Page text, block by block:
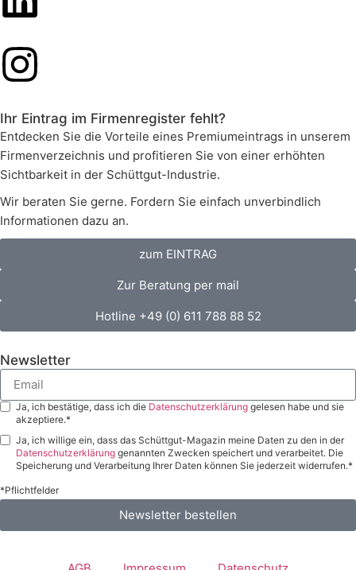
Ihr Eintrag im Firmenregister fehlt?
Entdecken Sie die Vorteile eines Premiumeintrags in unserem
Firmenverzeichnis und profitieren Sie von einer erhöhten
Sichtbarkeit in der Schüttgut-Industrie.
Wir beraten Sie gerne. Fordern Sie einfach unverbindlich
Informationen dazu an.
zum EINTRAG
Zur Beratung per mail
Hotline +49 (0) 611 788 88 52
Newsletter
Ja, ich bestätige, dass ich die Datenschutzerklärung gelesen habe und sie
akzeptiere.*
Ja, ich willige ein, dass das Schüttgut-Magazin meine Daten zu den in der
Datenschutzerklärung genannten Zwecken speichert und verarbeitet. Die
Speicherung und Verarbeitung Ihrer Daten können Sie jederzeit widerrufen.*
*Pflichtfelder
Newsletter bestellen